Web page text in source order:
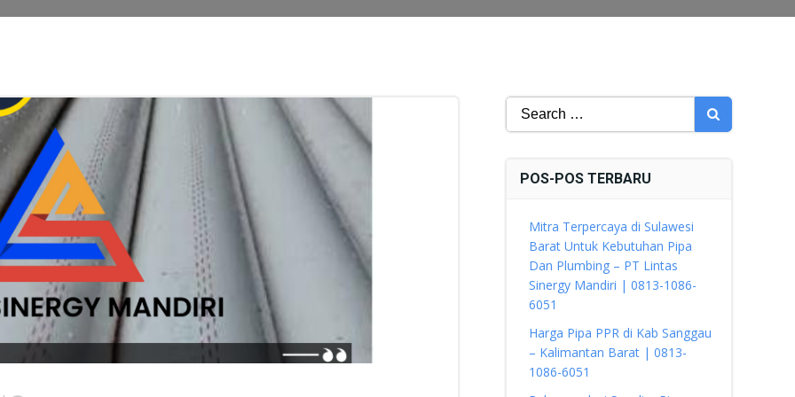
Search
POS-POS TERBARU
Mitra Terpercaya di Sulawesi
Barat Untuk Kebutuhan Pipa
Dan Plumbing – PT Lintas
Sinergy Mandiri | 0813-1086-
6051
Harga Pipa PPR di Kab Sanggau
– Kalimantan Barat | 0813-
1086-6051